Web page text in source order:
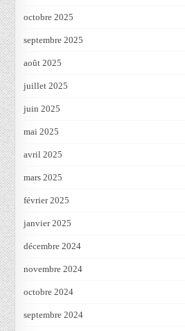
octobre 2025
septembre 2025
août 2025
juillet 2025
juin 2025
mai 2025
avril 2025
mars 2025
février 2025
janvier 2025
décembre 2024
novembre 2024
octobre 2024
septembre 2024